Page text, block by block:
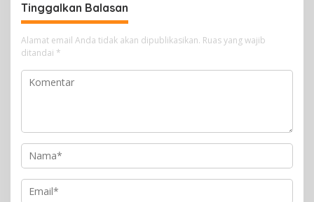
Tinggalkan Balasan
Alamat email Anda tidak akan dipublikasikan. Ruas yang wajib
ditandai *